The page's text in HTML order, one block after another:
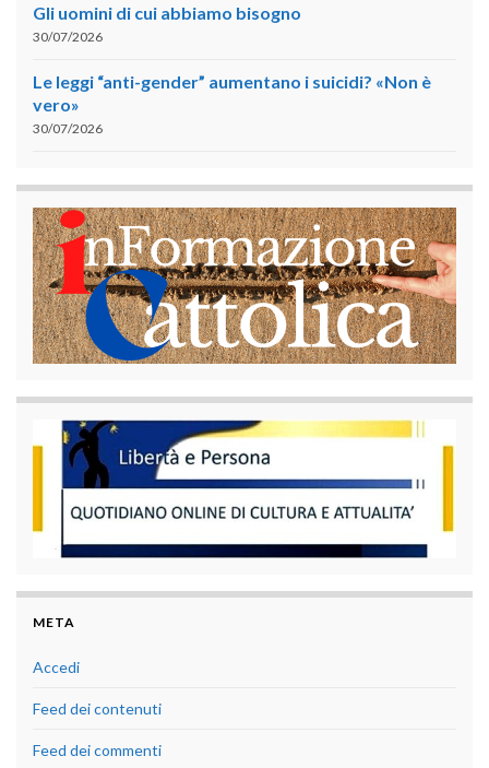
Gli uomini di cui abbiamo bisogno
30/07/2026
Le leggi “anti-gender” aumentano i suicidi? «Non è
vero»
30/07/2026
META
Accedi
Feed dei contenuti
Feed dei commenti